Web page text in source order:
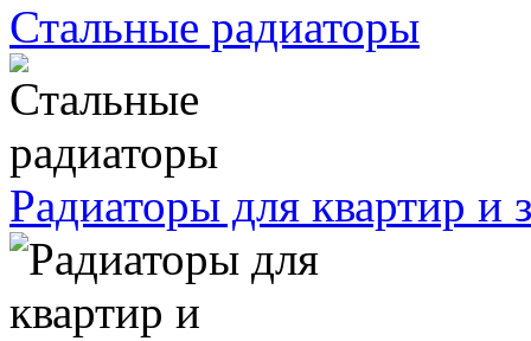
Стальные радиаторы
Радиаторы для квартир и